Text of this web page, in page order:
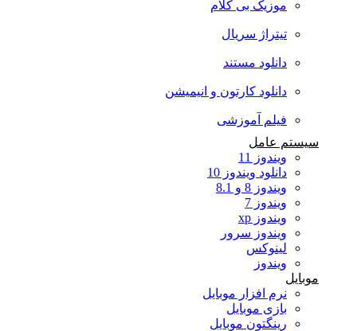
موزیک بی کلام
تیتراژ سریال
دانلود مستند
دانلود کارتون و انیمیشن
فیلم آموزشی
سیستم عامل
ویندوز 11
دانلود ویندوز 10
ویندوز 8 و 8.1
ویندوز 7
ویندوز xp
ویندوز سرور
لینوکس
ویندوز
موبایل
نرم افزار موبایل
بازی موبایل
رینگتون موبایل